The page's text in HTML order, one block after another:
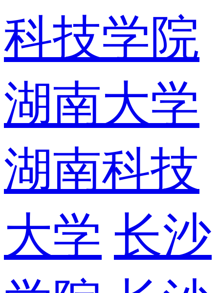
科技学院
湖南大学
湖南科技
大学 长沙